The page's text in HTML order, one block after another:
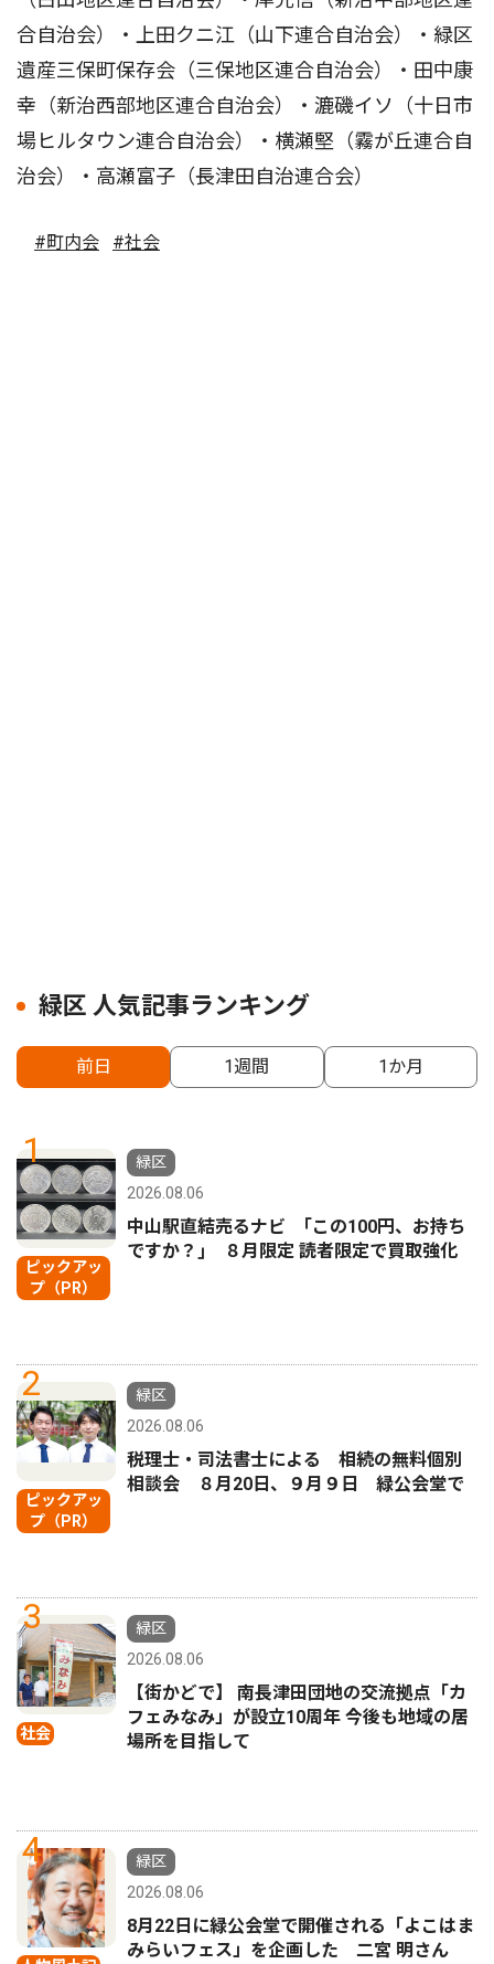
合自治会）・上田クニ江（山下連合自治会）・緑区
遺産三保町保存会（三保地区連合自治会）・田中康
幸（新治西部地区連合自治会）・漉磯イソ（十日市
場ヒルタウン連合自治会）・横瀬堅（霧が丘連合自
治会）・高瀬富子（長津田自治連合会）
#町内会 #社会
緑区 人気記事ランキング
前日 1週間 1か月
1
ピックアッ
プ（PR）
緑区
2026.08.06
中山駅直結売るナビ ｢この100円、お持ち
ですか？｣ ８月限定 読者限定で買取強化
2
ピックアッ
プ（PR）
緑区
2026.08.06
税理士・司法書士による 相続の無料個別
相談会 ８月20日、９月９日 緑公会堂で
3
社会
緑区
2026.08.06
【街かどで】 南長津田団地の交流拠点「カ
フェみなみ」が設立10周年 今後も地域の居
場所を目指して
4
緑区
2026.08.06
8月22日に緑公会堂で開催される「よこはま
みらいフェス」を企画した 二宮 明さん